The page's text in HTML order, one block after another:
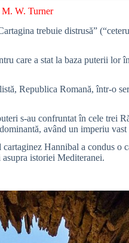
M. W. Turner
trebuie distrusă”
care a stat la baza puterii lor
Republica Romană, într-o
s-au confruntat în cele trei
având un imperiu
Hannibal a condus
istoriei Mediteranei.